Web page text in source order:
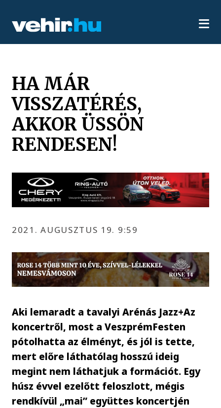
HA MÁR
VISSZATÉRÉS,
AKKOR ÜSSÖN
RENDESEN!
2021. AUGUSZTUS 19. 9:59
Aki lemaradt a tavalyi Arénás Jazz+Az
koncertről, most a VeszprémFesten
pótolhatta az élményt, és jól is tette,
mert előre láthatólag hosszú ideig
megint nem láthatjuk a formációt. Egy
húsz évvel ezelőtt feloszlott, mégis
rendkívül „mai” együttes koncertjén